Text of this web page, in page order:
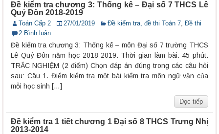
Đề kiểm tra chương 3: Thống kê – Đại số 7 THCS Lê
Quý Đôn 2018-2019
Toán Cấp 2 27/01/2019 Đề kiểm tra, đề thi Toán 7, Đề thi
2 Bình luận
Đề kiểm tra chương 3: Thống kê – môn Đại số 7 trường THCS
Lê Quý Đôn năm học 2018-2019. Thời gian làm bài: 45 phút.
TRẮC NGHIỆM (2 điểm) Chọn đáp án đúng trong các câu hỏi
sau: Câu 1. Điểm kiểm tra một bài kiểm tra môn ngữ văn của
mỗi học sinh […]
Đọc tiếp
Đề kiểm tra 1 tiết chương 1 Đại số 8 THCS Trưng Nhị
2013-2014